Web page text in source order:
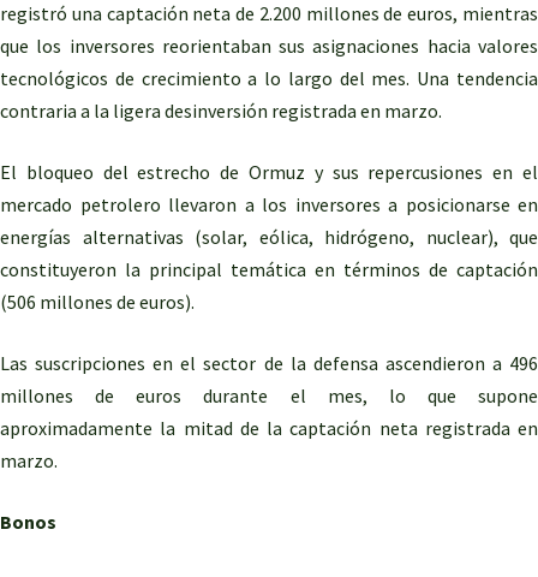
registró una captación neta de 2.200 millones de euros, mientras
que los inversores reorientaban sus asignaciones hacia valores
tecnológicos de crecimiento a lo largo del mes. Una tendencia
contraria a la ligera desinversión registrada en marzo.
El bloqueo del estrecho de Ormuz y sus repercusiones en el
mercado petrolero llevaron a los inversores a posicionarse en
energías alternativas (solar, eólica, hidrógeno, nuclear), que
constituyeron la principal temática en términos de captación
(506 millones de euros).
Las suscripciones en el sector de la defensa ascendieron a 496
millones de euros durante el mes, lo que supone
aproximadamente la mitad de la captación neta registrada en
marzo.
Bonos